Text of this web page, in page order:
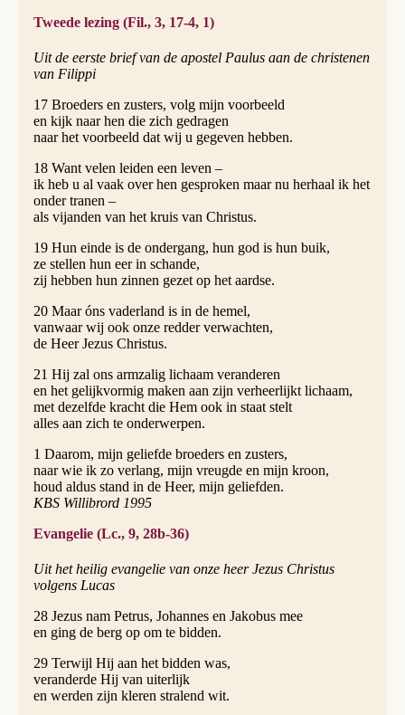
Tweede lezing (Fil., 3, 17-4, 1)
Uit de eerste brief van de apostel Paulus aan de christenen
van Filippi
17 Broeders en zusters, volg mijn voorbeeld
en kijk naar hen die zich gedragen
naar het voorbeeld dat wij u gegeven hebben.
18 Want velen leiden een leven –
ik heb u al vaak over hen gesproken maar nu herhaal ik het
onder tranen –
als vijanden van het kruis van Christus.
19 Hun einde is de ondergang, hun god is hun buik,
ze stellen hun eer in schande,
zij hebben hun zinnen gezet op het aardse.
20 Maar óns vaderland is in de hemel,
vanwaar wij ook onze redder verwachten,
de Heer Jezus Christus.
21 Hij zal ons armzalig lichaam veranderen
en het gelijkvormig maken aan zijn verheerlijkt lichaam,
met dezelfde kracht die Hem ook in staat stelt
alles aan zich te onderwerpen.
1 Daarom, mijn geliefde broeders en zusters,
naar wie ik zo verlang, mijn vreugde en mijn kroon,
houd aldus stand in de Heer, mijn geliefden.
KBS Willibrord 1995
Evangelie (Lc., 9, 28b-36)
Uit het heilig evangelie van onze heer Jezus Christus
volgens Lucas
28 Jezus nam Petrus, Johannes en Jakobus mee
en ging de berg op om te bidden.
29 Terwijl Hij aan het bidden was,
veranderde Hij van uiterlijk
en werden zijn kleren stralend wit.